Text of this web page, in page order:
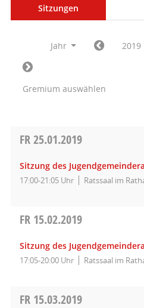
Sitzungen
Jahr 2019
Gremium auswählen
FR25.01.2019
Sitzung des
17:00-21:05 Uhr Ratssaal im
FR 15.02.2019
Sitzung des
17:05-20:00 Uhr Ratssaal im
FR 15.03.2019